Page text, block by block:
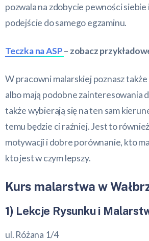
pozwala na zdobycie pewności siebie
podejście do samego egzaminu.
Teczka na ASP– zobacz
W pracowni malarskiej poznasz
albo mają podobne zainteresowania
także wybierają się na ten sam
temu będzie ci raźniej. Jest to
motywacji i dobre porównanie, kto
kto jest w czym lepszy.
Kurs malarstwa w
1) Lekcje Rysunku i
ul. Różana 1/4